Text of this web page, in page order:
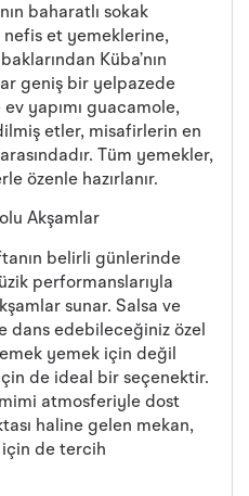
baharatlı sokak
nefis et yemeklerine,
Küba’nın
geniş bir yelpazede
yapımı guacamole,
etler, misafirlerin en
Tüm yemekler,
özenle hazırlanır.
Akşamlar
belirli günlerinde
performanslarıyla
sunar. Salsa ve
dans edebileceğiniz özel
yemek için değil
de ideal bir seçenektir.
atmosferiyle dost
haline gelen mekan,
de tercih